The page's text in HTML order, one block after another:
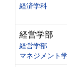
経済学科
経営学部
経営学部
マネジメント